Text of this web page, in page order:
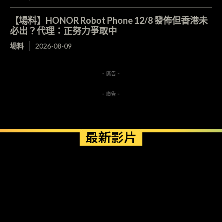
【場料】HONOR Robot Phone 12/8 發佈但香港未
必出？代理：正努力爭取中
場料 2026-08-09
- 廣告 -
- 廣告 -
最新影片